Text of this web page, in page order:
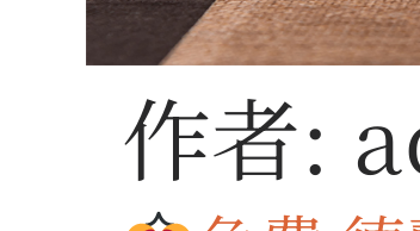
作者: